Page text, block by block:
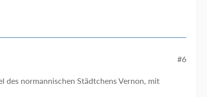
#6
des normannischen Städtchens Vernon, mit